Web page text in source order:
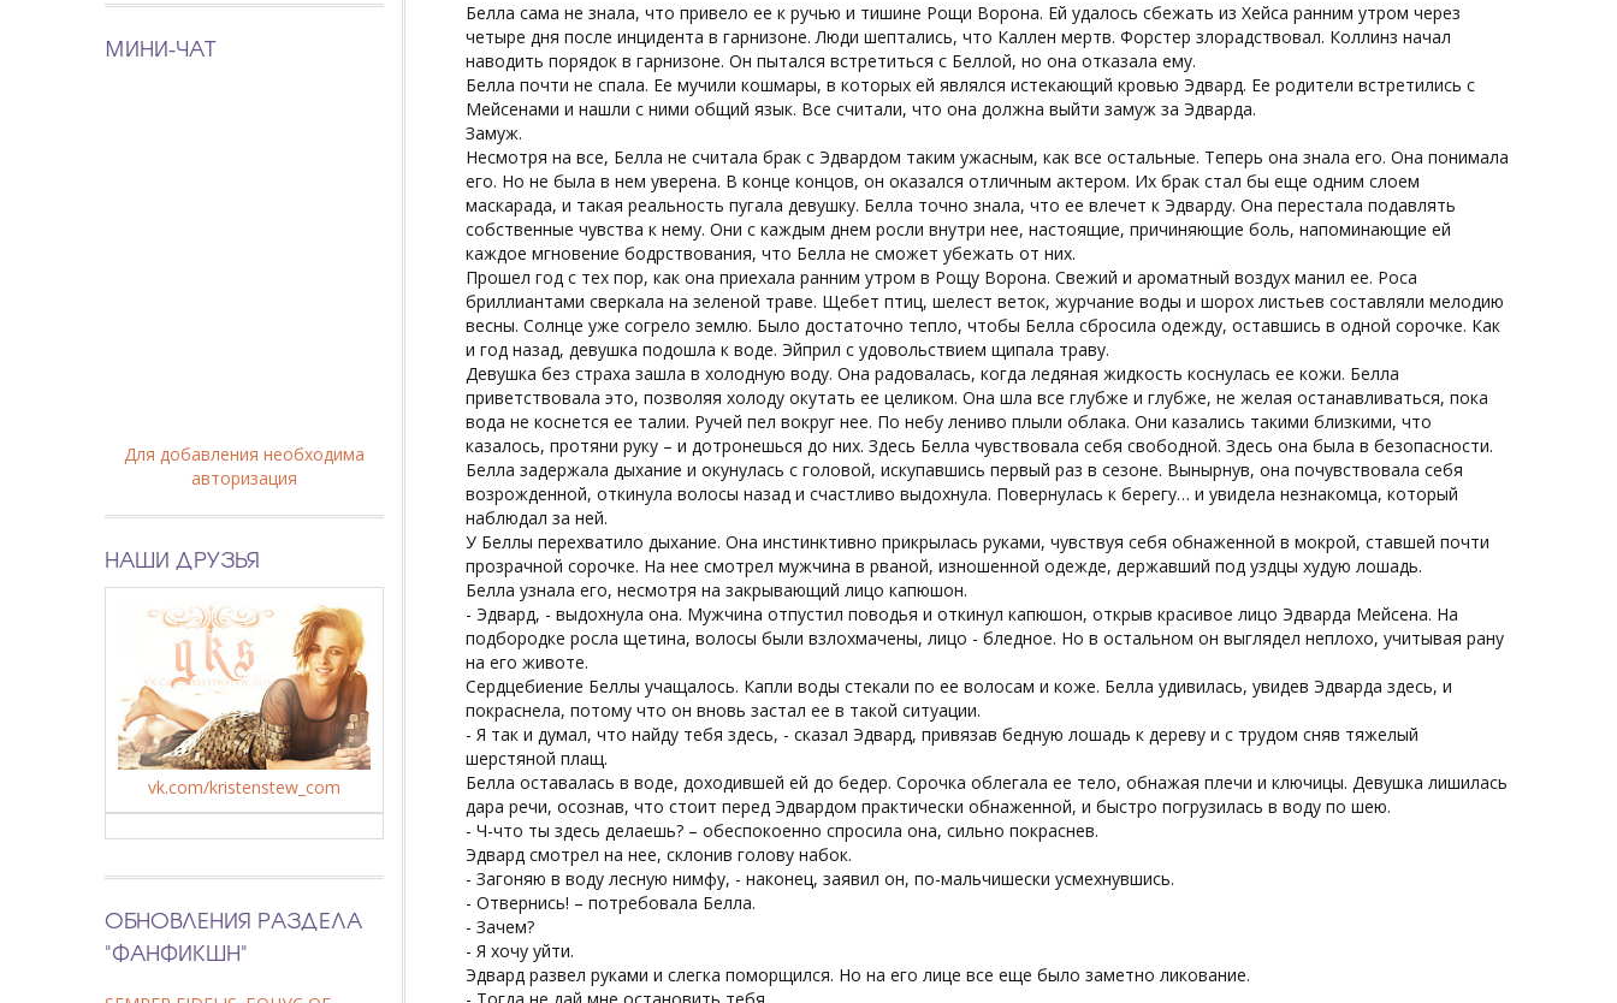
Белла сама не знала, что привело ее к ручью и тишине Рощи Ворона. Ей удалось сбежать из Хейса ранним утром через
четыре дня после инцидента в гарнизоне. Люди шептались, что Каллен мертв. Форстер злорадствовал. Коллинз начал
наводить порядок в гарнизоне. Он пытался встретиться с Беллой, но она отказала ему.
Белла почти не спала. Ее мучили кошмары, в которых ей являлся истекающий кровью Эдвард. Ее родители встретились с
Мейсенами и нашли с ними общий язык. Все считали, что она должна выйти замуж за Эдварда.
Замуж.
Несмотря на все, Белла не считала брак с Эдвардом таким ужасным, как все остальные. Теперь она знала его. Она понимала
его. Но не была в нем уверена. В конце концов, он оказался отличным актером. Их брак стал бы еще одним слоем
маскарада, и такая реальность пугала девушку. Белла точно знала, что ее влечет к Эдварду. Она перестала подавлять
собственные чувства к нему. Они с каждым днем росли внутри нее, настоящие, причиняющие боль, напоминающие ей
каждое мгновение бодрствования, что Белла не сможет убежать от них.
Прошел год с тех пор, как она приехала ранним утром в Рощу Ворона. Свежий и ароматный воздух манил ее. Роса
бриллиантами сверкала на зеленой траве. Щебет птиц, шелест веток, журчание воды и шорох листьев составляли мелодию
весны. Солнце уже согрело землю. Было достаточно тепло, чтобы Белла сбросила одежду, оставшись в одной сорочке. Как
и год назад, девушка подошла к воде. Эйприл с удовольствием щипала траву.
Девушка без страха зашла в холодную воду. Она радовалась, когда ледяная жидкость коснулась ее кожи. Белла
приветствовала это, позволяя холоду окутать ее целиком. Она шла все глубже и глубже, не желая останавливаться, пока
вода не коснется ее талии. Ручей пел вокруг нее. По небу лениво плыли облака. Они казались такими близкими, что
казалось, протяни руку – и дотронешься до них. Здесь Белла чувствовала себя свободной. Здесь она была в безопасности.
Белла задержала дыхание и окунулась с головой, искупавшись первый раз в сезоне. Вынырнув, она почувствовала себя
возрожденной, откинула волосы назад и счастливо выдохнула. Повернулась к берегу… и увидела незнакомца, который
наблюдал за ней.
У Беллы перехватило дыхание. Она инстинктивно прикрылась руками, чувствуя себя обнаженной в мокрой, ставшей почти
прозрачной сорочке. На нее смотрел мужчина в рваной, изношенной одежде, державший под уздцы худую лошадь.
Белла узнала его, несмотря на закрывающий лицо капюшон.
- Эдвард, - выдохнула она. Мужчина отпустил поводья и откинул капюшон, открыв красивое лицо Эдварда Мейсена. На
подбородке росла щетина, волосы были взлохмачены, лицо - бледное. Но в остальном он выглядел неплохо, учитывая рану
на его животе.
Сердцебиение Беллы учащалось. Капли воды стекали по ее волосам и коже. Белла удивилась, увидев Эдварда здесь, и
покраснела, потому что он вновь застал ее в такой ситуации.
- Я так и думал, что найду тебя здесь, - сказал Эдвард, привязав бедную лошадь к дереву и с трудом сняв тяжелый
шерстяной плащ.
Белла оставалась в воде, доходившей ей до бедер. Сорочка облегала ее тело, обнажая плечи и ключицы. Девушка лишилась
дара речи, осознав, что стоит перед Эдвардом практически обнаженной, и быстро погрузилась в воду по шею.
- Ч-что ты здесь делаешь? – обеспокоенно спросила она, сильно покраснев.
Эдвард смотрел на нее, склонив голову набок.
- Загоняю в воду лесную нимфу, - наконец, заявил он, по-мальчишески усмехнувшись.
- Отвернись! – потребовала Белла.
- Зачем?
- Я хочу уйти.
Эдвард развел руками и слегка поморщился. Но на его лице все еще было заметно ликование.
МИНИ-ЧАТ
Для добавления необходима
авторизация
НАШИ ДРУЗЬЯ
vk.com/kristenstew_com
ОБНОВЛЕНИЯ РАЗДЕЛА
"ФАНФИКШН"